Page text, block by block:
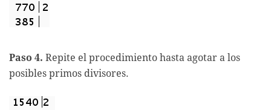
Paso 4. Repite el procedimiento hasta agotar a los
posibles primos divisores.